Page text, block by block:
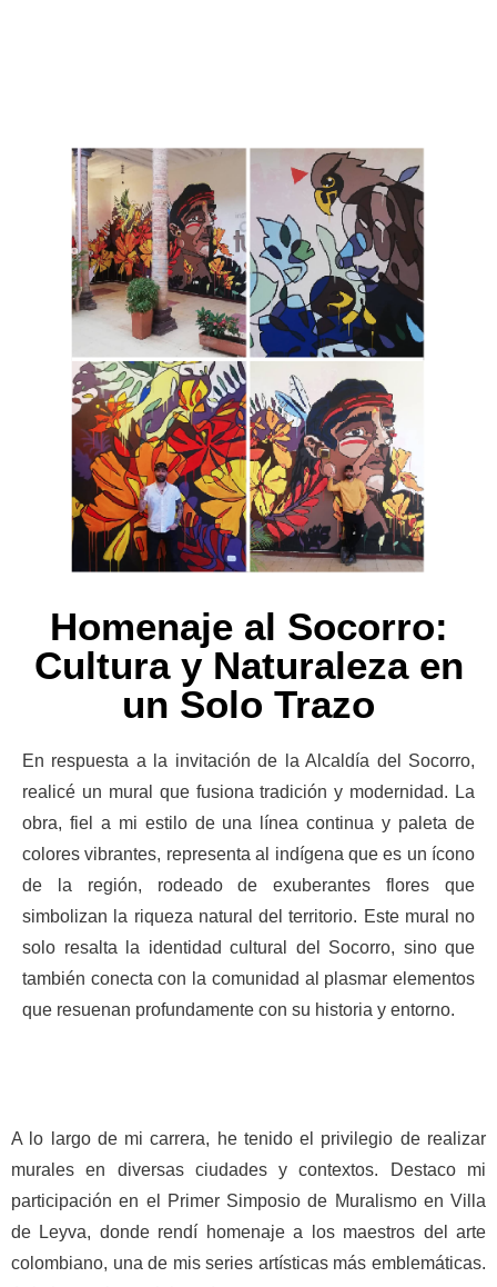
Homenaje al Socorro:
Cultura y Naturaleza en
un Solo Trazo
En respuesta a la invitación de la Alcaldía del Socorro,
realicé un mural que fusiona tradición y modernidad. La
obra, fiel a mi estilo de una línea continua y paleta de
colores vibrantes, representa al indígena que es un ícono
de la región, rodeado de exuberantes flores que
simbolizan la riqueza natural del territorio. Este mural no
solo resalta la identidad cultural del Socorro, sino que
también conecta con la comunidad al plasmar elementos
que resuenan profundamente con su historia y entorno.
A lo largo de mi carrera, he tenido el privilegio de realizar
murales en diversas ciudades y contextos. Destaco mi
participación en el Primer Simposio de Muralismo en Villa
de Leyva, donde rendí homenaje a los maestros del arte
colombiano, una de mis series artísticas más emblemáticas.